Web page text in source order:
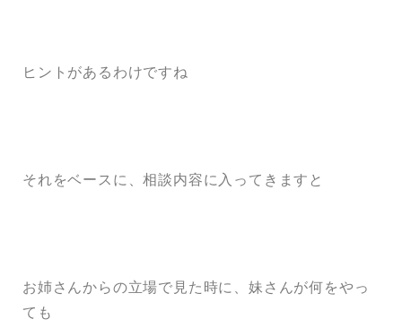
ヒントがあるわけですね
それをベースに、相談内容に入ってきますと
お姉さんからの立場で見た時に、妹さんが何をやっ
ても